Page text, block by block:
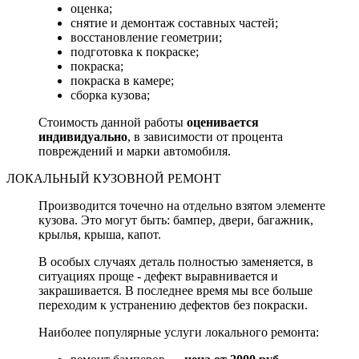
оценка;
снятие и демонтаж составных частей;
восстановление геометрии;
подготовка к покраске;
покраска;
покраска в камере;
сборка кузова;
Стоимость данной работы оценивается
индивидуально, в зависимости от процента
повреждений и марки автомобиля.
ЛОКАЛЬНЫЙ КУЗОВНОЙ РЕМОНТ
Производится точечно на отдельно взятом элементе
кузова. Это могут быть: бампер, двери, багажник,
крылья, крыша, капот.
В особых случаях деталь полностью заменяется, в
ситуациях проще - дефект выравнивается и
закрашивается. В последнее время мы все больше
переходим к устранению дефектов без покраски.
Наиболее популярные услуги локального ремонта: